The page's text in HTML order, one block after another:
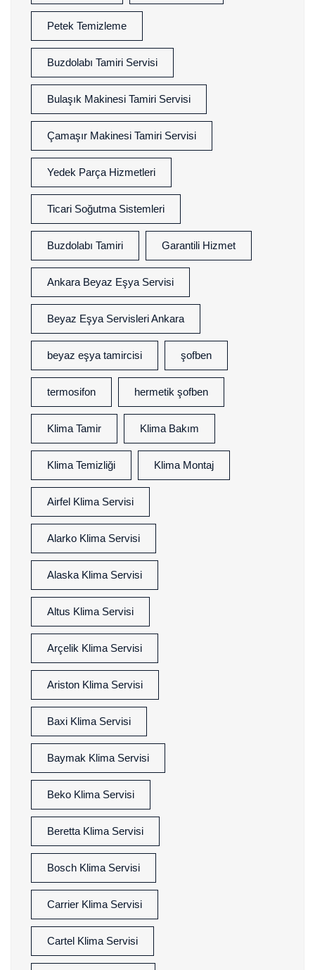
Petek Temizleme
Buzdolabı Tamiri Servisi
Bulaşık Makinesi Tamiri Servisi
Çamaşır Makinesi Tamiri Servisi
Yedek Parça Hizmetleri
Ticari Soğutma Sistemleri
Buzdolabı Tamiri Garantili Hizmet
Ankara Beyaz Eşya Servisi
Beyaz Eşya Servisleri Ankara
beyaz eşya tamircisi şofben
termosifon hermetik şofben
Klima Tamir Klima Bakım
Klima Temizliği Klima Montaj
Airfel Klima Servisi
Alarko Klima Servisi
Alaska Klima Servisi
Altus Klima Servisi
Arçelik Klima Servisi
Ariston Klima Servisi
Baxi Klima Servisi
Baymak Klima Servisi
Beko Klima Servisi
Beretta Klima Servisi
Bosch Klima Servisi
Carrier Klima Servisi
Cartel Klima Servisi